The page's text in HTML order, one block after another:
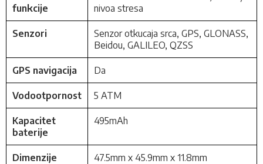
funkcije
nivoa stresa
Senzori
Senzor otkucaja srca, GPS, GLONASS,
Beidou, GALILEO, QZSS
GPS navigacija Da
Vodootpornost 5 ATM
Kapacitet
baterije
495mAh
Dimenzije 47.5mm x 45.9mm x 11.8mm